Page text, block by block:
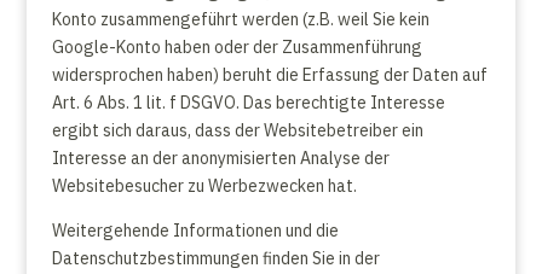
Konto zusammengeführt werden (z.B. weil Sie kein
Google-Konto haben oder der Zusammenführung
widersprochen haben) beruht die Erfassung der Daten auf
Art. 6 Abs. 1 lit. f DSGVO. Das berechtigte Interesse
ergibt sich daraus, dass der Websitebetreiber ein
Interesse an der anonymisierten Analyse der
Websitebesucher zu Werbezwecken hat.
Weitergehende Informationen und die
Datenschutzbestimmungen finden Sie in der